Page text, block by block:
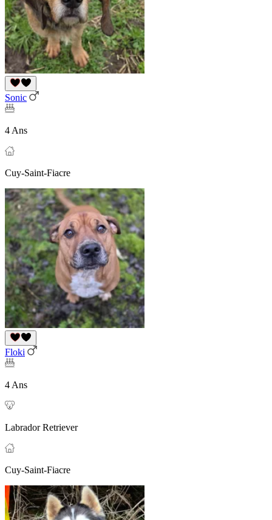
Sonic
4 Ans
Cuy-Saint-Fiacre
Floki
4 Ans
Labrador Retriever
Cuy-Saint-Fiacre